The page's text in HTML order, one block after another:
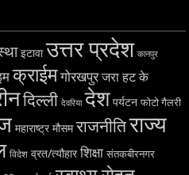
इटावा उत्तर प्रदेश कानपुर
क्राईम गोरखपुर जरा हट के
दिल्ली देवरिया देश पर्यटन फोटो गैलरी
महाराष्ट्र मौसम राजनीतिराज्य
विदेश व्रत/त्यौहार शिक्षा संतकबीरनगर